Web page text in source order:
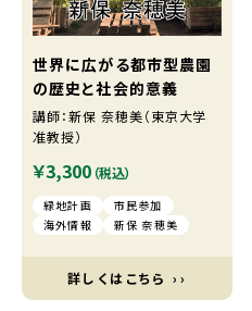
世界に広がる都市型農園
の歴史と社会的意義
講師：新保 奈穂美（東京大学
准教授）
￥3,300 （税込）
緑地計画
市民参加
海外情報
新保 奈穂美
詳しくはこちら ››